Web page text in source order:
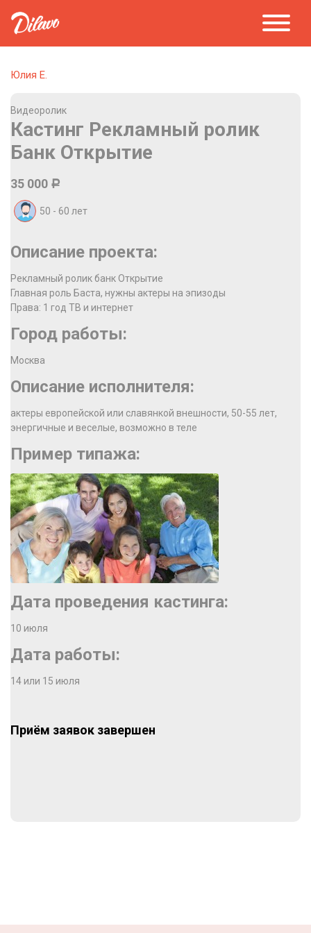
Юлия Е.
Видеоролик
Кастинг Рекламный ролик
Банк Открытие
35 000 Р
50 - 60 лет
Описание проекта:
Рекламный ролик банк Открытие
Главная роль Баста, нужны актеры на эпизоды
Права: 1 год ТВ и интернет
Город работы:
Москва
Описание исполнителя:
актеры европейской или славянкой внешности, 50-55 лет,
энергичные и веселые, возможно в теле
Пример типажа:
Дата проведения кастинга:
10 июля
Дата работы:
14 или 15 июля
Приём заявок завершен